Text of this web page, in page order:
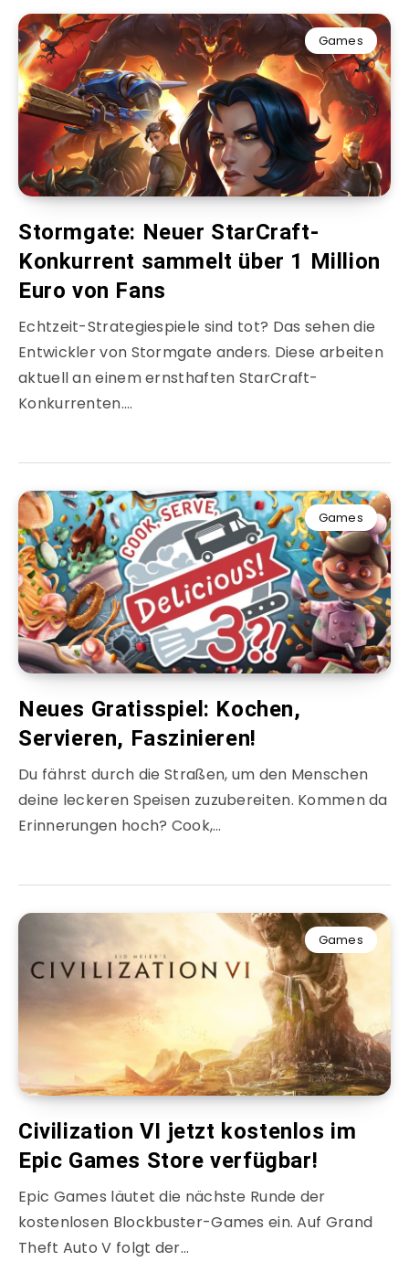
Games
Stormgate: Neuer StarCraft-
Konkurrent sammelt über 1 Million
Euro von Fans
Echtzeit-Strategiespiele sind tot? Das sehen die
Entwickler von Stormgate anders. Diese arbeiten
aktuell an einem ernsthaften StarCraft-
Konkurrenten….
Games
Neues Gratisspiel: Kochen,
Servieren, Faszinieren!
Du fährst durch die Straßen, um den Menschen
deine leckeren Speisen zuzubereiten. Kommen da
Erinnerungen hoch? Cook,…
Games
Civilization VI jetzt kostenlos im
Epic Games Store verfügbar!
Epic Games läutet die nächste Runde der
kostenlosen Blockbuster-Games ein. Auf Grand
Theft Auto V folgt der…